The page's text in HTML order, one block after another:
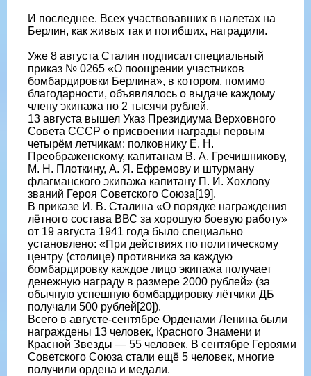
И последнее. Всех участвовавших в налетах на
Берлин, как живых так и погибших, наградили.
Уже 8 августа Сталин подписал специальный
приказ № 0265 «О поощрении участников
бомбардировки Берлина», в котором, помимо
благодарности, объявлялось о выдаче каждому
члену экипажа по 2 тысячи рублей.
13 августа вышел Указ Президиума Верховного
Совета СССР о присвоении награды первым
четырём летчикам: полковнику Е. Н.
Преображенскому, капитанам В. А. Гречишникову,
М. Н. Плоткину, А. Я. Ефремову и штурману
флагманского экипажа капитану П. И. Хохлову
званий Героя Советского Союза[19].
В приказе И. В. Сталина «О порядке награждения
лётного состава ВВС за хорошую боевую работу»
от 19 августа 1941 года было специально
установлено: «При действиях по политическому
центру (столице) противника за каждую
бомбардировку каждое лицо экипажа получает
денежную награду в размере 2000 рублей» (за
обычную успешную бомбардировку лётчики ДБ
получали 500 рублей[20]).
Всего в августе-сентябре Орденами Ленина были
награждены 13 человек, Красного Знамени и
Красной Звезды — 55 человек. В сентябре Героями
Советского Союза стали ещё 5 человек, многие
получили ордена и медали.